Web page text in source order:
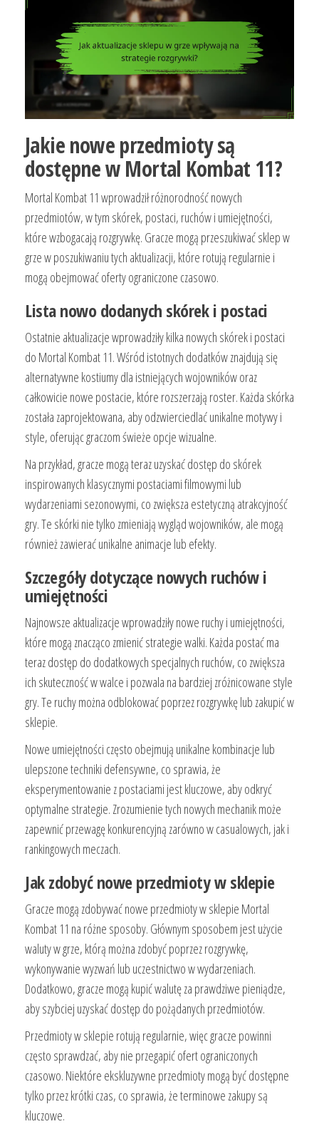
Jakie nowe przedmioty są
dostępne w Mortal Kombat 11?
Mortal Kombat 11 wprowadził różnorodność nowych
przedmiotów, w tym skórek, postaci, ruchów i umiejętności,
które wzbogacają rozgrywkę. Gracze mogą przeszukiwać sklep w
grze w poszukiwaniu tych aktualizacji, które rotują regularnie i
mogą obejmować oferty ograniczone czasowo.
Lista nowo dodanych skórek i postaci
Ostatnie aktualizacje wprowadziły kilka nowych skórek i postaci
do Mortal Kombat 11. Wśród istotnych dodatków znajdują się
alternatywne kostiumy dla istniejących wojowników oraz
całkowicie nowe postacie, które rozszerzają roster. Każda skórka
została zaprojektowana, aby odzwierciedlać unikalne motywy i
style, oferując graczom świeże opcje wizualne.
Na przykład, gracze mogą teraz uzyskać dostęp do skórek
inspirowanych klasycznymi postaciami filmowymi lub
wydarzeniami sezonowymi, co zwiększa estetyczną atrakcyjność
gry. Te skórki nie tylko zmieniają wygląd wojowników, ale mogą
również zawierać unikalne animacje lub efekty.
Szczegóły dotyczące nowych ruchów i
umiejętności
Najnowsze aktualizacje wprowadziły nowe ruchy i umiejętności,
które mogą znacząco zmienić strategie walki. Każda postać ma
teraz dostęp do dodatkowych specjalnych ruchów, co zwiększa
ich skuteczność w walce i pozwala na bardziej zróżnicowane style
gry. Te ruchy można odblokować poprzez rozgrywkę lub zakupić w
sklepie.
Nowe umiejętności często obejmują unikalne kombinacje lub
ulepszone techniki defensywne, co sprawia, że
eksperymentowanie z postaciami jest kluczowe, aby odkryć
optymalne strategie. Zrozumienie tych nowych mechanik może
zapewnić przewagę konkurencyjną zarówno w casualowych, jak i
rankingowych meczach.
Jak zdobyć nowe przedmioty w sklepie
Gracze mogą zdobywać nowe przedmioty w sklepie Mortal
Kombat 11 na różne sposoby. Głównym sposobem jest użycie
waluty w grze, którą można zdobyć poprzez rozgrywkę,
wykonywanie wyzwań lub uczestnictwo w wydarzeniach.
Dodatkowo, gracze mogą kupić walutę za prawdziwe pieniądze,
aby szybciej uzyskać dostęp do pożądanych przedmiotów.
Przedmioty w sklepie rotują regularnie, więc gracze powinni
często sprawdzać, aby nie przegapić ofert ograniczonych
czasowo. Niektóre ekskluzywne przedmioty mogą być dostępne
tylko przez krótki czas, co sprawia, że terminowe zakupy są
kluczowe.